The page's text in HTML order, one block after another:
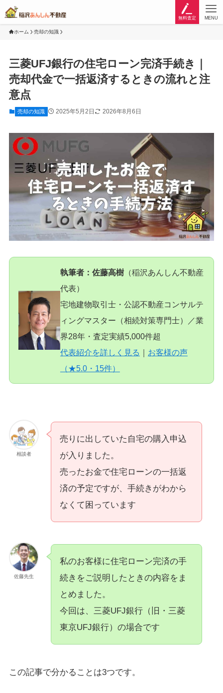
無料査定 MENU
ホーム 売却の知識
三菱UFJ銀行の住宅ローン完済手続き｜
売却代金で一括返済するときの流れと注
意点
売却の知識 2025年5月2日 2026年8月6日
執筆者：佐藤高樹（稲沢あんしん不動産
代表）
宅地建物取引士・公認不動産コンサルテ
ィングマスター（相続対策専門士）／業
界28年・査定実績5,000件超
代表紹介を詳しく見る ｜ お客様の声
（★5.0・15件）
相談者
売りに出していた自宅の購入申込
が入りました。
売ったお金で住宅ローンの一括返
済の予定ですが、手続きがわから
なくて困っています
佐藤先生
私のお客様に住宅ローン完済の手
続きをご説明したときの内容をま
とめました。
今回は、三菱UFJ銀行（旧・三菱
東京UFJ銀行）の場合です
この記事で分かることは3つです。